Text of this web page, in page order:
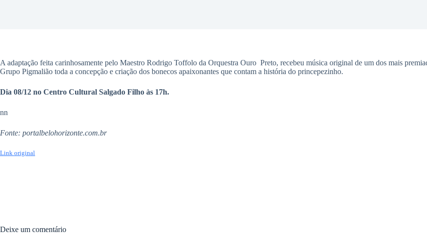
A adaptação feita carinhosamente pelo Maestro Rodrigo Toffolo da Orquestra Ouro Preto, recebeu música original de um dos mais
Grupo Pigmalião toda a concepção e criação dos bonecos apaixonantes que contam a história do princepezinho.
Dia 08/12 no Centro Cultural Salgado Filho às 17h.
nn
Fonte: portalbelohorizonte.com.br
Link original
Deixe um comentário